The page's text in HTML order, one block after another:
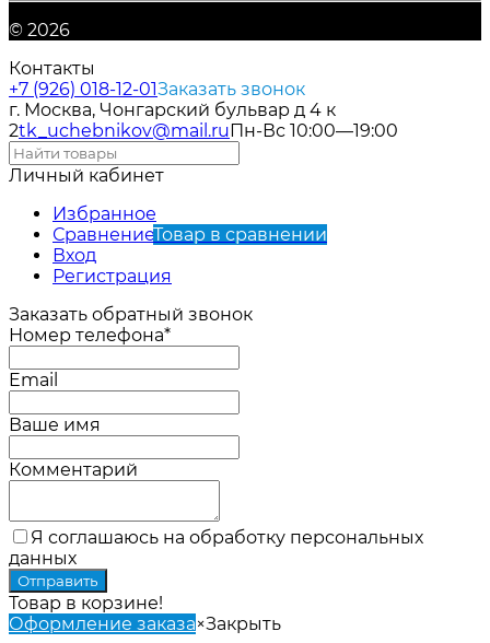
© 2026
Контакты
+7 (926) 018-12-01Заказать звонок
г. Москва, Чонгарский бульвар д 4 к
2tk_uchebnikov@mail.ruПн-Вс 10:00—19:00
Личный кабинет
Избранное
СравнениеТовар в сравнении
Вход
Регистрация
Заказать обратный звонок
Номер телефона*
Email
Ваше имя
Комментарий
Я соглашаюсь на обработку персональных
данных
Товар в корзине!
Оформление заказа×Закрыть